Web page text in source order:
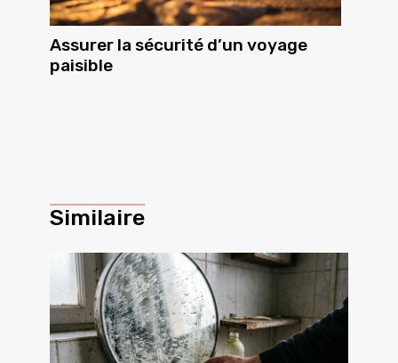
Assurer la sécurité d’un voyage
paisible
Similaire